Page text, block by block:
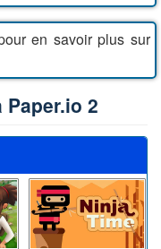
en savoir plus sur
2